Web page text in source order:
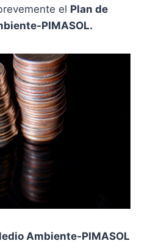
el Plan de
PIMASOL.
Ambiente-PIMASOL